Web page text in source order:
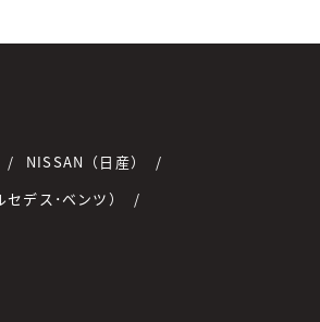
NISSAN（日産）
デス･ベンツ）